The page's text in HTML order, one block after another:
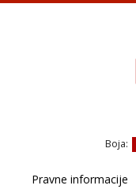
Boja:
Pravne informacije